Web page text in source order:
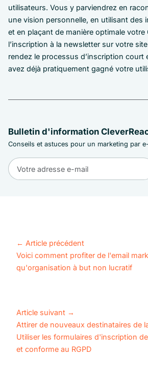
utilisateurs. Vous y parviendrez en
une vision personnelle, en utilisant des
et en plaçant de manière optimale votre
l’inscription à la newsletter sur votre
rendez le processus d’inscription court
avez déjà pratiquement gagné votre
Bulletin d'information
Conseils et astuces pour un marketing par
← Article précédent
Voici comment profiter de l'email
qu'organisation à but non lucratif
Article suivant →
Attirer de nouveaux destinataires de
Utiliser les formulaires d'inscription
et conforme au RGPD